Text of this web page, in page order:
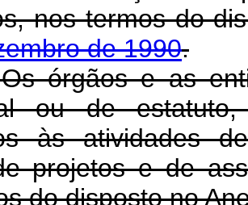
nos termos do
de 1990.
órgãos e as
ou de
às atividades
projetos e de
do disposto no